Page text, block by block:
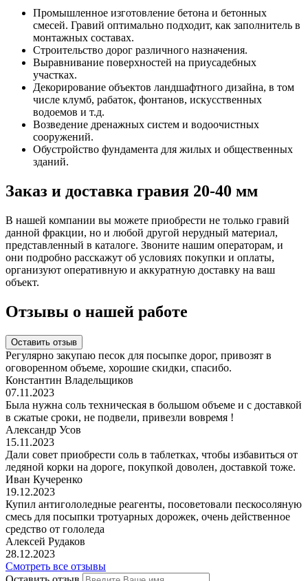
Промышленное изготовление бетона и бетонных
смесей. Гравий оптимально подходит, как заполнитель в
монтажных составах.
Строительство дорог различного назначения.
Выравнивание поверхностей на приусадебных
участках.
Декорирование объектов ландшафтного дизайна, в том
числе клумб, рабаток, фонтанов, искусственных
водоемов и т.д.
Возведение дренажных систем и водоочистных
сооружений.
Обустройство фундамента для жилых и общественных
зданий.
Заказ и доставка гравия 20-40 мм
В нашей компании вы можете приобрести не только гравий
данной фракции, но и любой другой нерудный материал,
представленный в каталоге. Звоните нашим операторам, и
они подробно расскажут об условиях покупки и оплаты,
организуют оперативную и аккуратную доставку на ваш
объект.
Отзывы о нашей работе
Оставить отзыв
Регулярно закупаю песок для посыпке дорог, привозят в
оговоренном объеме, хорошие скидки, спасибо.
Константин Владельщиков
07.11.2023
Была нужна соль техническая в большом объеме и с доставкой
в сжатые сроки, не подвели, привезли вовремя !
Александр Усов
15.11.2023
Дали совет приобрести соль в таблетках, чтобы избавиться от
ледяной корки на дороге, покупкой доволен, доставкой тоже.
Иван Кучеренко
19.12.2023
Купил антигололедные реагенты, посоветовали пескосоляную
смесь для посыпки тротуарных дорожек, очень действенное
средство от гололеда
Алексей Рудаков
28.12.2023
Смотреть все отзывы